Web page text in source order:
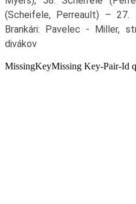
(Scheifele, Perreault) – 27.
Brankári: Pavelec - Miller,
divákov